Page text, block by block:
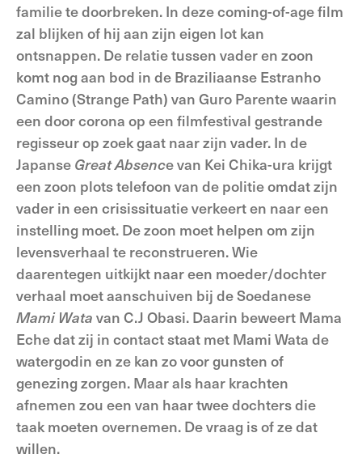
familie te doorbreken. In deze coming-of-age film
zal blijken of hij aan zijn eigen lot kan
ontsnappen. De relatie tussen vader en zoon
komt nog aan bod in de Braziliaanse Estranho
Camino (Strange Path) van Guro Parente waarin
een door corona op een filmfestival gestrande
regisseur op zoek gaat naar zijn vader. In de
Japanse Great Absence van Kei Chika-ura krijgt
een zoon plots telefoon van de politie omdat zijn
vader in een crisissituatie verkeert en naar een
instelling moet. De zoon moet helpen om zijn
levensverhaal te reconstrueren. Wie
daarentegen uitkijkt naar een moeder/dochter
verhaal moet aanschuiven bij de Soedanese
Mami Wata van C.J Obasi. Daarin beweert Mama
Eche dat zij in contact staat met Mami Wata de
watergodin en ze kan zo voor gunsten of
genezing zorgen. Maar als haar krachten
afnemen zou een van haar twee dochters die
taak moeten overnemen. De vraag is of ze dat
willen.